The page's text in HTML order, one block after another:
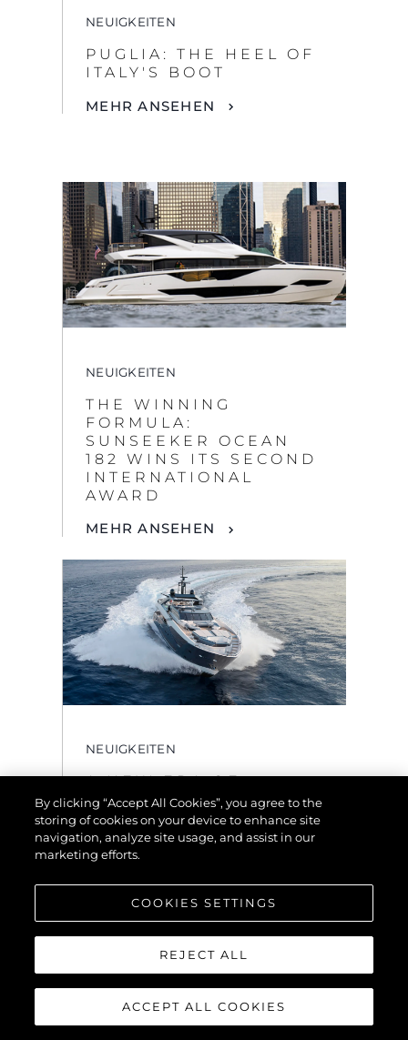
NEUIGKEITEN
PUGLIA: THE HEEL OF
ITALY'S BOOT
MEHR ANSEHEN
NEUIGKEITEN
THE WINNING
FORMULA:
SUNSEEKER OCEAN
182 WINS ITS SECOND
INTERNATIONAL
AWARD
MEHR ANSEHEN
NEUIGKEITEN
A NEW ERA OF
SUPERYACHT :
SUNSEEKER UNVEILS
THE LATEST ON THE
GROUNDBREAKING
MEHR ANSEHEN
By clicking “Accept All Cookies”, you agree to the
storing of cookies on your device to enhance site
navigation, analyze site usage, and assist in our
marketing efforts.
COOKIES SETTINGS
REJECT ALL
ACCEPT ALL COOKIES